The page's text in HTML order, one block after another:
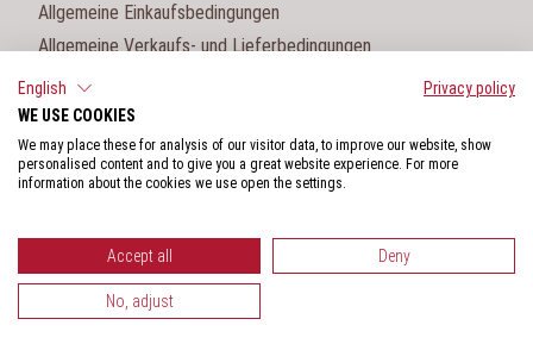
Allgemeine Einkaufsbedingungen
Allgemeine Verkaufs- und Lieferbedingungen
Impressum
Datenschutz
English
Privacy policy
WE USE COOKIES
We may place these for analysis of our visitor data, to improve our website, show
personalised content and to give you a great website experience. For more
information about the cookies we use open the settings.
Accept all Deny
No, adjust